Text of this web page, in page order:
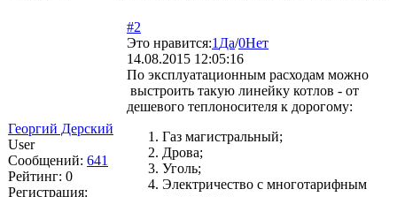
Георгий Дерский
User
Сообщений: 641
Рейтинг: 0
Регистрация:
#2
Это нравится:1 Да/0Нет
14.08.2015 12:05:16
По эксплуатационным расходам можно
выстроить такую линейку котлов - от
дешевого теплоносителя к дорогому:
Газ магистральный;
Дрова;
Уголь;
Электричество с многотарифным